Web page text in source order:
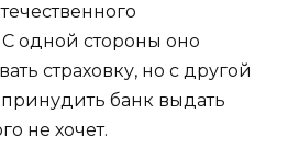
С одной стороны оно
страховку, но с другой
банк выдать
не хочет.